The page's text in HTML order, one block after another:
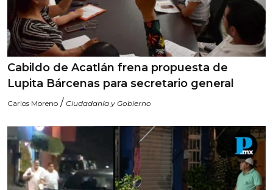
Cabildo de Acatlán frena propuesta de
Lupita Bárcenas para secretario general
Carlos Moreno / Ciudadanía y Gobierno